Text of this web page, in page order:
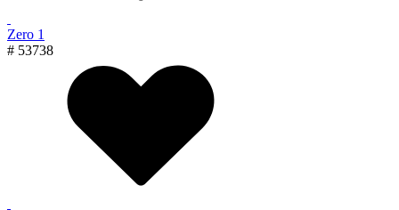
Zero 1
# 53738